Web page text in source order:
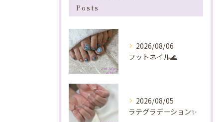
Posts
2026/08/06
フットネイル🌊
2026/08/05
ラテグラデーション✨️